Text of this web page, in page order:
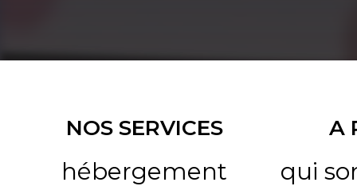
NOS SERVICES
hébergement
A
qui